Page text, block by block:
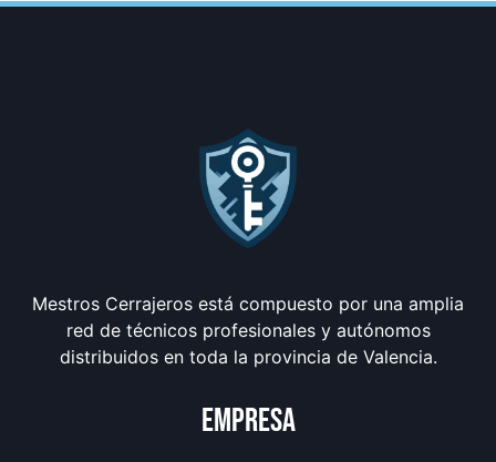
Mestros Cerrajeros está compuesto por una amplia
red de técnicos profesionales y autónomos
distribuidos en toda la provincia de Valencia.
Empresa